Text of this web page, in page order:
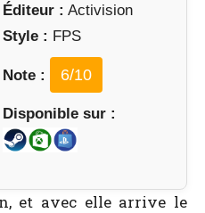
Éditeur : Activision
Style : FPS
Note : 6/10
Disponible sur :
et avec elle arrive le